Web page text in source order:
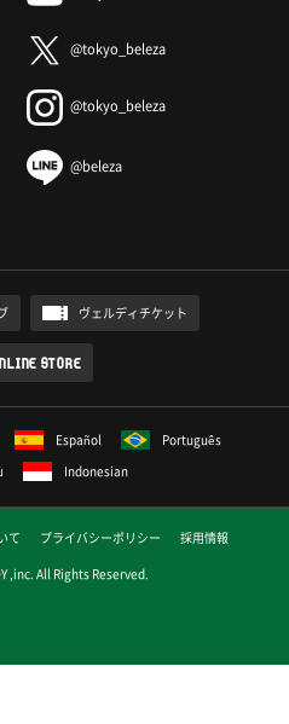
@tokyo_beleza
@tokyo_beleza
@beleza
ヴェルディチケット
STORE
Español
Português
Indonesian
て プライバシーポリシー
採用情報
,inc. All Rights Reserved.